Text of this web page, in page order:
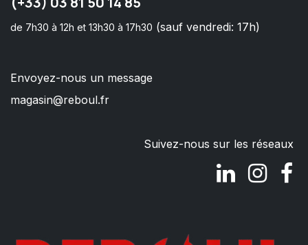
de 7h30 à 12h et 13h30 à 17h30 (sauf vendredi: 17h)
Envoyez-nous un message
magasin@reboul.fr
Suivez-nous sur les réseaux